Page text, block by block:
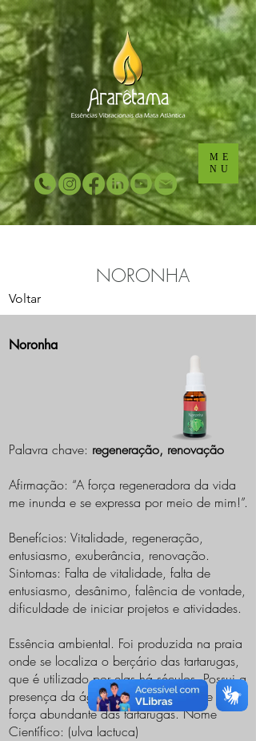
... ...
ME
NU
Voltar
NORONHA
Noronha
Palavra chave: regeneração, renovação
Afirmação: “A força regeneradora da vida
me inunda e se expressa por meio de mim!”.
Benefícios: Vitalidade, regeneração,
entusiasmo, exuberância, renovação.
Sintomas: Falta de vitalidade, falta de
entusiasmo, desânimo, falência de vontade,
dificuldade de iniciar projetos e atividades.
Essência ambiental. Foi produzida na praia
onde se localiza o berçário das tartarugas,
que é utilizado por elas há séculos. Possui a
presença da água do mar, de algas e da
força abundante das tartarugas. Nome
Científico: (ulva lactuca)